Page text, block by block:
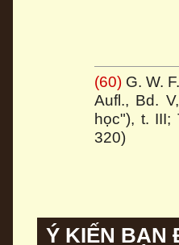
(60) G. W.
Aufl., Bd.
học"), t. III;
320)
Ý KIẾN BẠN